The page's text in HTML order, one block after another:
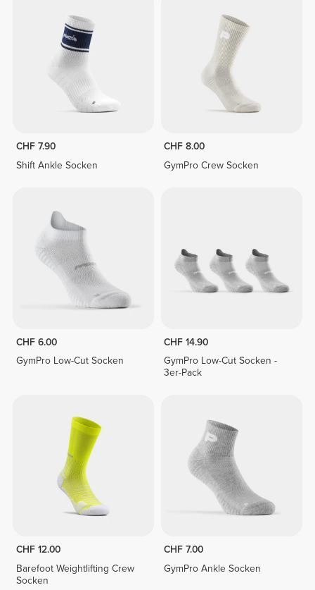
CHF 7.90
Shift Ankle Socken
CHF 8.00
GymPro Crew Socken
CHF 6.00
GymPro Low-Cut Socken
CHF 14.90
GymPro Low-Cut Socken -
3er-Pack
CHF 12.00
Barefoot Weightlifting Crew
Socken
CHF 7.00
GymPro Ankle Socken